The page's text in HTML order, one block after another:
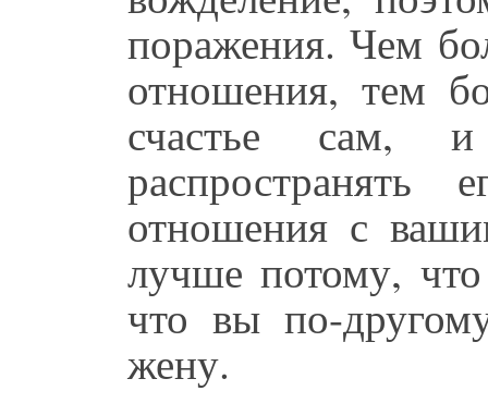
поражения. Чем
отношения, тем
счастье сам,
отношения с
лучше потому, что
что вы по-
жену.